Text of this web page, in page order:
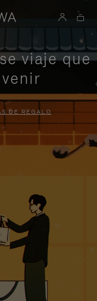
viaje que
DE REGALO